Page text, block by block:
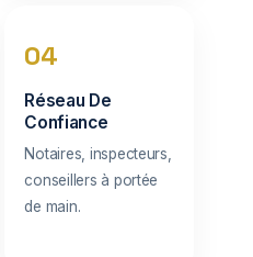
04
Réseau De
Confiance
Notaires, inspecteurs,
conseillers à portée
de main.